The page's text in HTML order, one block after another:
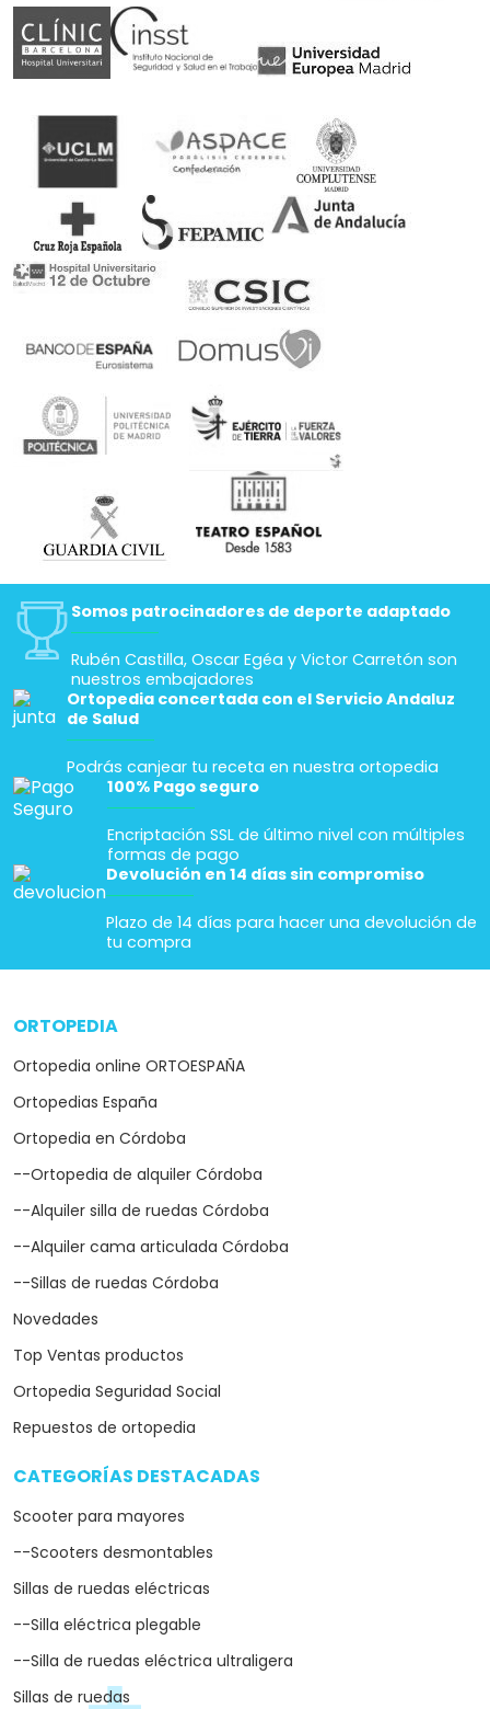
Somos patrocinadores de deporte adaptado
Rubén Castilla, Oscar Egéa y Victor Carretón son
nuestros embajadores
Ortopedia concertada con el Servicio Andaluz
de Salud
Podrás canjear tu receta en nuestra ortopedia
100% Pago seguro
Encriptación SSL de último nivel con múltiples
formas de pago
Devolución en 14 días sin compromiso
Plazo de 14 días para hacer una devolución de
tu compra
ORTOPEDIA
Ortopedia online ORTOESPAÑA
Ortopedias España
Ortopedia en Córdoba
--Ortopedia de alquiler Córdoba
--Alquiler silla de ruedas Córdoba
--Alquiler cama articulada Córdoba
--Sillas de ruedas Córdoba
Novedades
Top Ventas productos
Ortopedia Seguridad Social
Repuestos de ortopedia
CATEGORÍAS DESTACADAS
Scooter para mayores
--Scooters desmontables
Sillas de ruedas eléctricas
--Silla eléctrica plegable
--Silla de ruedas eléctrica ultraligera
Sillas de ruedas